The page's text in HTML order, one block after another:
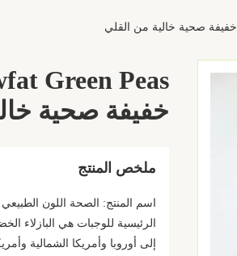
خفيفة صحية
ملخص المنتج
اسم المنتج: الصحة اللون الطبيعي
الرئيسية للوجبات هي البازلاء